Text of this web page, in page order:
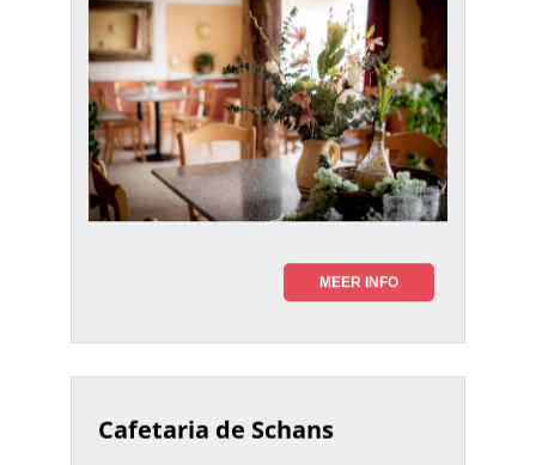
MEER INFO
Cafetaria de Schans